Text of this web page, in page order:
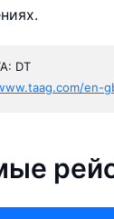
DT
en-